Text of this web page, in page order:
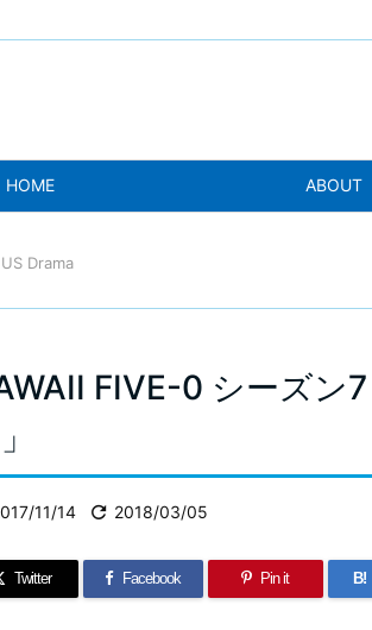
HOME ABOUT
US Drama
FIVE-0 シーズン
11/14  2018/03/05
Twitter Facebook Pin it B!